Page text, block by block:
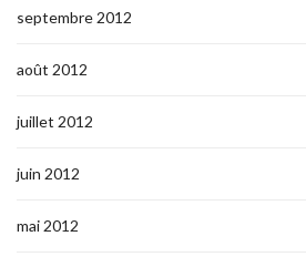
septembre 2012
août 2012
juillet 2012
juin 2012
mai 2012